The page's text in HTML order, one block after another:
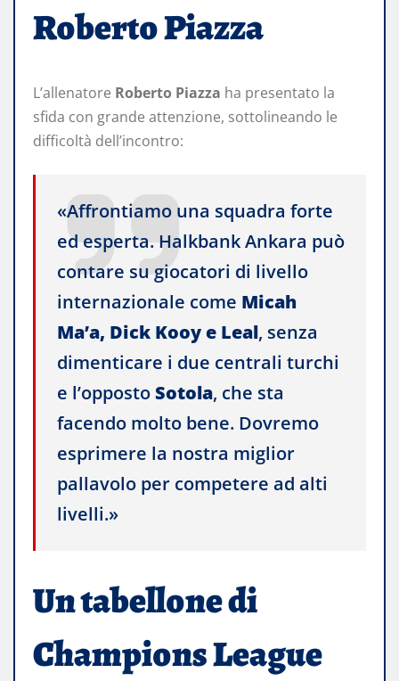
Roberto Piazza
L’allenatore Roberto Piazza ha presentato la
sfida con grande attenzione, sottolineando le
difficoltà dell’incontro:
«Affrontiamo una squadra forte
ed esperta. Halkbank Ankara può
contare su giocatori di livello
internazionale come Micah
Ma’a, Dick Kooy e Leal, senza
dimenticare i due centrali turchi
e l’oppostoSotola, che sta
facendo molto bene. Dovremo
esprimere la nostra miglior
pallavolo per competere ad alti
livelli.»
Un tabellone di
Champions League